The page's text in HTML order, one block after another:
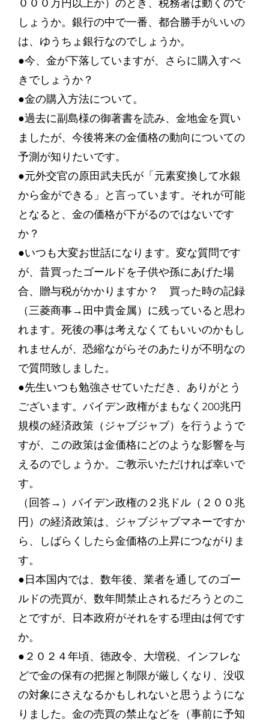
０００万円以上か）のとき、税務署は動くので
しょうか。銀行の中で一番、都合勝手がいいの
は、ゆうちょ銀行なのでしょうか。
●今、金が下落していますが、さらに購入すべ
きでしょうか？
●金の購入方法について。
●過去に副島様の御著書を読み、金地金を買い
ましたが、今後将来の金価格の動向についての
予測が知りたいです。
●元外交官の原田武夫氏が「元素変換して水銀
から金ができる」と言っています。それが可能
となると、金の価格が下がるのではないです
か？
●いつも大変お世話になります。変な質問です
が、昔買ったゴールドを子供や孫にあげた場
合、贈与税がかかりますか？ 買った時の記録
（三菱商事→田中貴金属）に残っていると思わ
れます。死後の事は考えなくてもいいのかもし
れませんが、恐縮ながらそのあたりが不明なの
で質問致しました。
●先生いつも勉強させていただき、ありがとう
ございます。バイデン政権がまもなく200兆円
規模の経済政策（ジャブジャブ）を行うようで
すが、この政策は金価格にどのような影響を与
えるのでしょうか。ご教示いただければ幸いで
す。
（回答→）バイデン政権の２兆ドル（２００兆
円）の経済政策は、ジャブジャブマネーですか
ら、しばらくしたら金価格の上昇につながりま
す。
●日本国内では、数年後、業者を通してのゴー
ルドの売買が、数年間禁止されるだろうとのこ
とですが、日本政府がそれをする理由は何です
か。
●２０２４年頃、徳政令、大増税、インフレな
どで金の保有の把握と制限が厳しくなり、没収
の対象にさえなるかもしれないと思うようにな
りました。金の売買の禁止などを（事前に予知